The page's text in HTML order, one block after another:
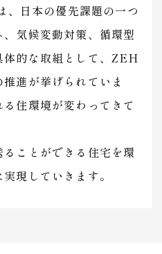
、日本の優先課題の一つ
気候変動対策、循環型
的な取組として、ZEH
進が挙げられていま
住環境が変わってきて
ことができる住宅を環
現していきます。